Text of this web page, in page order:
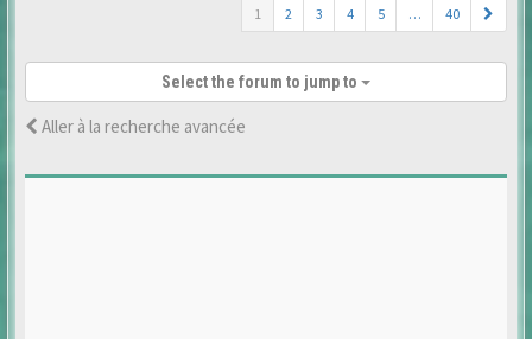
1 2 3 4 5 … 40
Select the forum to jump to
Aller à la recherche avancée